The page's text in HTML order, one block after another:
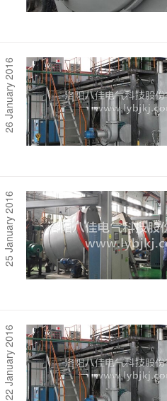
26 January 2016
25 January 2016
22 January 2016